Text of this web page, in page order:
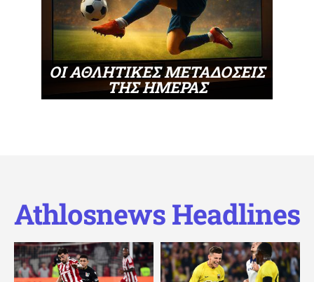
ΟΙ ΑΘΛΗΤΙΚΕΣ ΜΕΤΑΔΟΣΕΙΣ
ΤΗΣ ΗΜΕΡΑΣ
Athlosnews Headlines